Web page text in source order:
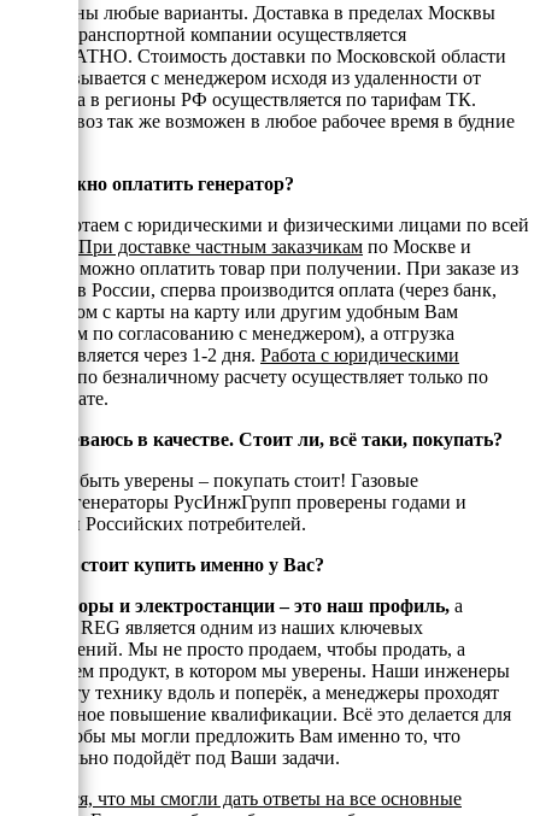
Возможны любые варианты. Доставка в пределах Москвы
или до транспортной компании осуществляется
БЕСПЛАТНО. Стоимость доставки по Московской области
согласовывается с менеджером исходя из удаленности от
МКАД, а в регионы РФ осуществляется по тарифам ТК.
Самовывоз так же возможен в любое рабочее время в будние
Как можно оплатить генератор?
Мы работаем с юридическими и физическими лицами по всей
При доставке частным заказчикам по Москве и
области можно оплатить товар при получении. При заказе из
регионов России, сперва производится оплата (через банк,
переводом с карты на карту или другим удобным Вам
способом по согласованию с менеджером), а отгрузка
осуществляется через 1-2 дня. Работа с юридическими
по безналичному расчету осуществляет только по
предоплате.
Я сомневаюсь в качестве. Стоит ли, всё таки, покупать?
Можете быть уверены – покупать стоит! Газовые
электрогенераторы РусИнжГрупп проверены годами и
тысчами Российских потребителей.
Почему стоит купить именно у Вас?
Генераторы и электростанции – это наш профиль, а
техника REG является одним из наших ключевых
направлений. Мы не просто продаем, чтобы продать, а
реализуем продукт, в котором мы уверены. Наши инженеры
знают эту технику вдоль и поперёк, а менеджеры проходят
постоянное повышение квалификации. Всё это делается для
того, чтобы мы могли предложить Вам именно то, что
оптимально подойдёт под Ваши задачи.
Надеемся, что мы смогли дать ответы на все основные